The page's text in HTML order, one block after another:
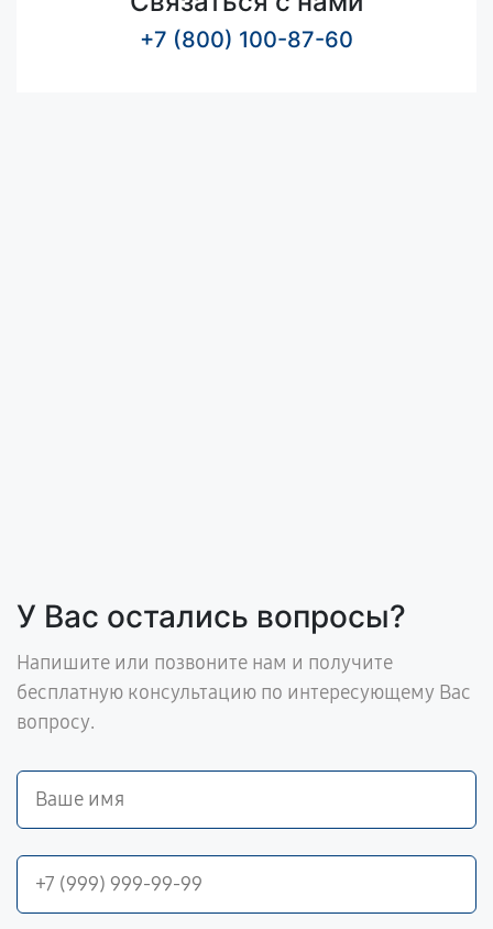
+7 (800) 100-87-60
У Вас остались вопросы?
Напишите или позвоните нам и получите
бесплатную консультацию по интересующему Вас
вопросу.